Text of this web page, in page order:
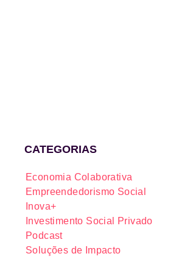
CATEGORIAS
Economia Colaborativa
Empreendedorismo Social
Inova+
Investimento Social Privado
Podcast
Soluções de Impacto